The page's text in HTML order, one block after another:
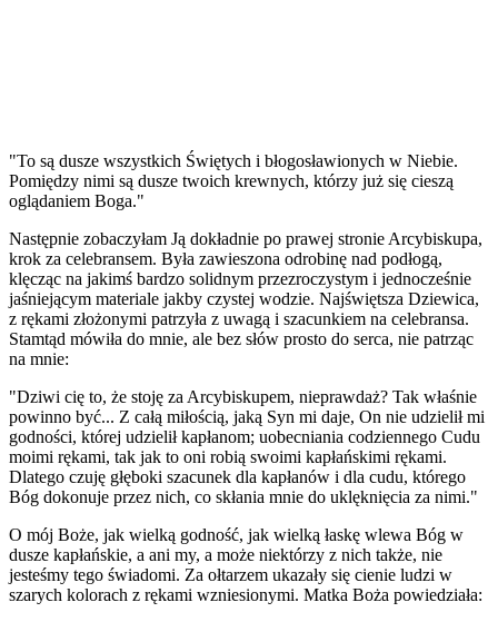
"To są dusze wszystkich Świętych i błogosławionych w Niebie.
Pomiędzy nimi są dusze twoich krewnych, którzy już się cieszą
oglądaniem Boga."
Następnie zobaczyłam Ją dokładnie po prawej stronie Arcybiskupa,
krok za celebransem. Była zawieszona odrobinę nad podłogą,
klęcząc na jakimś bardzo solidnym przezroczystym i jednocześnie
jaśniejącym materiale jakby czystej wodzie. Najświętsza Dziewica,
z rękami złożonymi patrzyła z uwagą i szacunkiem na celebransa.
Stamtąd mówiła do mnie, ale bez słów prosto do serca, nie patrząc
na mnie:
"Dziwi cię to, że stoję za Arcybiskupem, nieprawdaż? Tak właśnie
powinno być... Z całą miłością, jaką Syn mi daje, On nie udzielił mi
godności, której udzielił kapłanom; uobecniania codziennego Cudu
moimi rękami, tak jak to oni robią swoimi kapłańskimi rękami.
Dlatego czuję głęboki szacunek dla kapłanów i dla cudu, którego
Bóg dokonuje przez nich, co skłania mnie do uklęknięcia za nimi."
O mój Boże, jak wielką godność, jak wielką łaskę wlewa Bóg w
dusze kapłańskie, a ani my, a może niektórzy z nich także, nie
jesteśmy tego świadomi. Za ołtarzem ukazały się cienie ludzi w
szarych kolorach z rękami wzniesionymi. Matka Boża powiedziała: